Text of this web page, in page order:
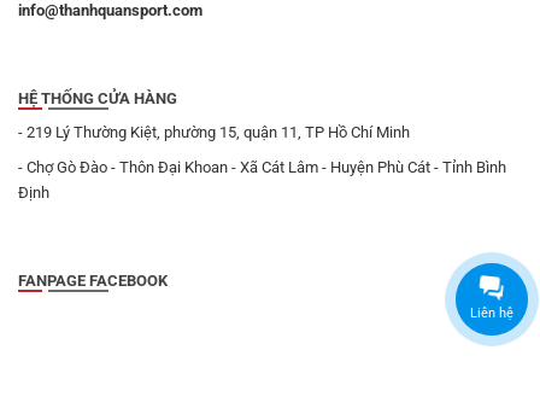
info@thanhquansport.com
HỆ THỐNG CỬA HÀNG
- 219 Lý Thường Kiệt, phường 15, quận 11, TP Hồ Chí Minh
- Chợ Gò Đào - Thôn Đại Khoan - Xã Cát Lâm - Huyện Phù Cát - Tỉnh Bình
Định
FANPAGE FACEBOOK
Liên hệ